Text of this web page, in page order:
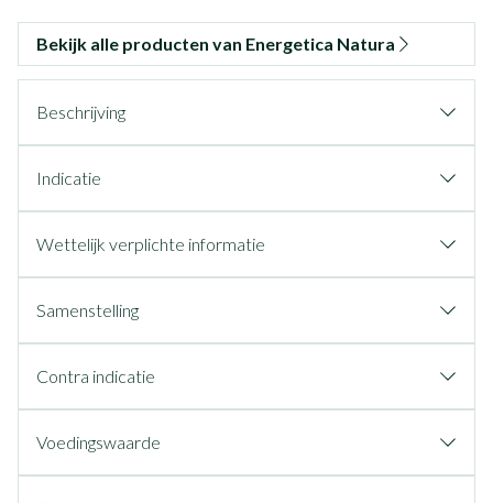
Bekijk alle producten van Energetica Natura
Beschrijving
Indicatie
Wettelijk verplichte informatie
Samenstelling
Contra indicatie
Voedingswaarde